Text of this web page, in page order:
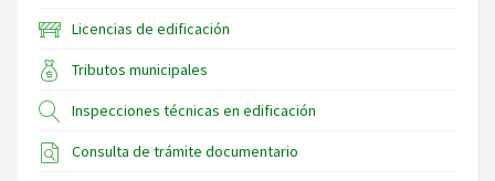
Licencias de edificación
Tributos municipales
Inspecciones técnicas en edificación
Consulta de trámite documentario